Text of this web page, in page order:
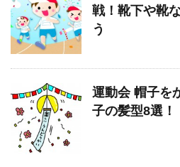
戦！靴下や靴
う
運動会 帽子を
子の髪型8選！